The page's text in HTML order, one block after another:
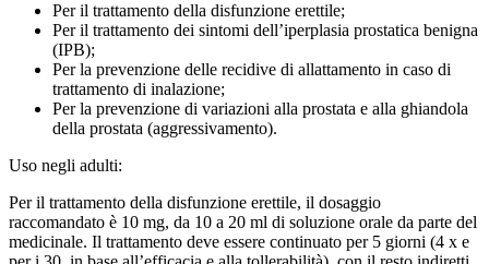
Per il trattamento della disfunzione erettile;
Per il trattamento dei sintomi dell’iperplasia prostatica benigna
(IPB);
Per la prevenzione delle recidive di allattamento in caso di
trattamento di inalazione;
Per la prevenzione di variazioni alla prostata e alla ghiandola
della prostata (aggressivamento).
Uso negli adulti:
Per il trattamento della disfunzione erettile, il dosaggio
raccomandato è 10 mg, da 10 a 20 ml di soluzione orale da parte del
medicinale. Il trattamento deve essere continuato per 5 giorni (4 x e